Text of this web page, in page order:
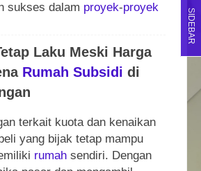
sukses dalam proyek-proyek
Laku Meski Harga
Rumah Subsidi di
terkait kuota dan kenaikan
yang bijak tetap mampu
rumah sendiri. Dengan
SIDEBAR